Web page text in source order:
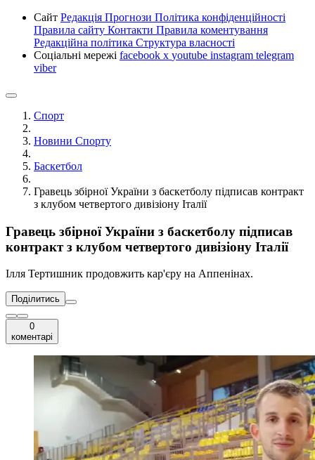
Сайт Редакція Прогнози Політика конфіденційності
Правила сайту Контакти Правила коментування
Редакційна політика Структура власності
Соціальні мережі facebook x youtube instagram telegram
viber
Спорт
Новини Спорту
Баскетбол
Гравець збірної України з баскетболу підписав контракт
з клубом четвертого дивізіону Італії
Гравець збірної України з баскетболу підписав
контракт з клубом четвертого дивізіону Італії
Ілля Тертишник продовжить кар'єру на Аппенінах.
Поділитись
0
коментарі